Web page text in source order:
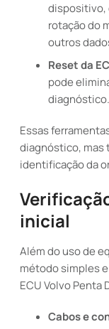
dispositivo,
rotação do
outros
Reset da
pode
diagnóstico.
Essas
diagnóstico, mas
identificação da
inicial
Além do uso de
método simples
ECU Volvo
Cabos e